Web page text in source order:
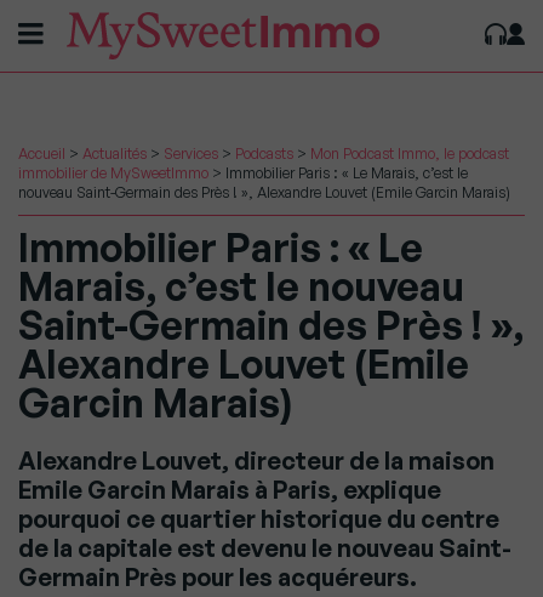
Accueil > Actualités > Services > Podcasts > Mon Podcast Immo, le podcast
immobilier de MySweetImmo > Immobilier Paris : « Le Marais, c’est le
nouveau Saint-Germain des Près ! », Alexandre Louvet (Emile Garcin Marais)
Immobilier Paris : « Le
Marais, c’est le nouveau
Saint-Germain des Près ! »,
Alexandre Louvet (Emile
Garcin Marais)
Alexandre Louvet, directeur de la maison
Emile Garcin Marais à Paris, explique
pourquoi ce quartier historique du centre
de la capitale est devenu le nouveau Saint-
Germain Près pour les acquéreurs.